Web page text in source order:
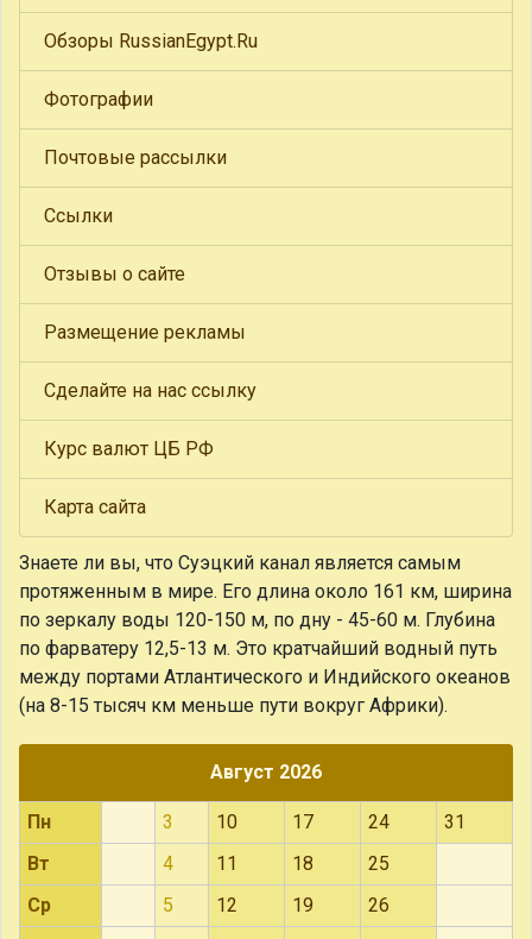
Обзоры RussianEgypt.Ru
Фотографии
Почтовые рассылки
Ссылки
Отзывы о сайте
Размещение рекламы
Сделайте на нас ссылку
Курс валют ЦБ РФ
Карта сайта
Знаете ли вы, что Суэцкий канал является самым
протяженным в мире. Его длина около 161 км, ширина
по зеркалу воды 120-150 м, по дну - 45-60 м. Глубина
по фарватеру 12,5-13 м. Это кратчайший водный путь
между портами Атлантического и Индийского океанов
(на 8-15 тысяч км меньше пути вокруг Африки).
Август 2026
Пн 3 10 17 24
31
Вт
4 11 18
25
Ср
5 12 19
26